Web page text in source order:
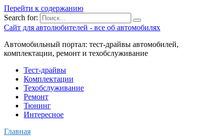
Перейти к содержанию
Search for:
Сайт для автолюбителей - все об автомобилях
Автомобильный портал: тест-драйвы автомобилей,
комплектации, ремонт и техобслуживание
Тест-драйвы
Комплектации
Техобслуживание
Ремонт
Тюнинг
Интересное
Главная